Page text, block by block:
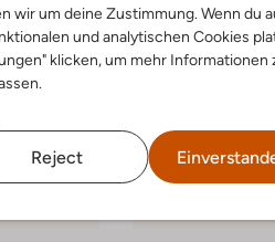
wir um deine Zustimmung. Wenn du
und analytischen Cookies
klicken, um mehr Informationen
Reject